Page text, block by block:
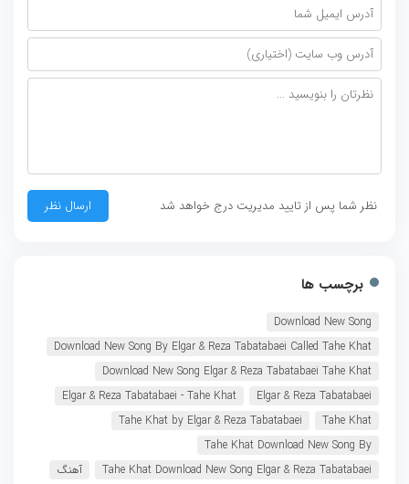
نظر شما پس از تایید مدیریت درج خواهد شد
برچسب ها
Download New Song
Download New Song By Elgar & Reza Tabatabaei Called Tahe Khat
Download New Song Elgar & Reza Tabatabaei Tahe Khat
Elgar & Reza Tabatabaei
Elgar & Reza Tabatabaei - Tahe Khat
Tahe Khat
Tahe Khat by Elgar & Reza Tabatabaei
Tahe Khat Download New Song By
Tahe Khat Download New Song Elgar & Reza Tabatabaei
آهنگ